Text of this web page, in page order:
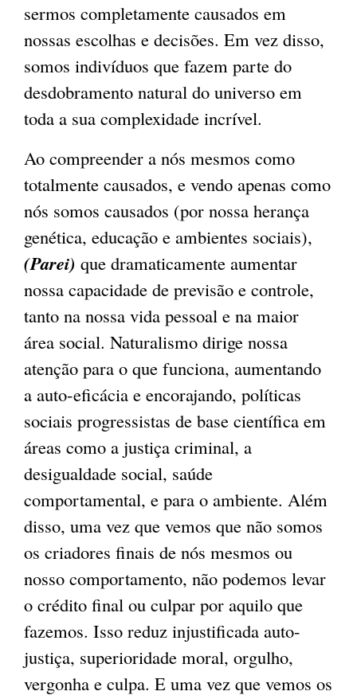
sermos completamente causados em
nossas escolhas e decisões. Em vez disso,
somos indivíduos que fazem parte do
desdobramento natural do universo em
toda a sua complexidade incrível.
Ao compreender a nós mesmos como
totalmente causados, e vendo apenas como
nós somos causados ​​(por nossa herança
genética, educação e ambientes sociais),
(Parei) que dramaticamente aumentar
nossa capacidade de previsão e controle,
tanto na nossa vida pessoal e na maior
área social. Naturalismo dirige nossa
atenção para o que funciona, aumentando
a auto-eficácia e encorajando, políticas
sociais progressistas de base científica em
áreas como a justiça criminal, a
desigualdade social, saúde
comportamental, e para o ambiente. Além
disso, uma vez que vemos que não somos
os criadores finais de nós mesmos ou
nosso comportamento, não podemos levar
o crédito final ou culpar por aquilo que
fazemos. Isso reduz injustificada auto-
justiça, superioridade moral, orgulho,
vergonha e culpa. E uma vez que vemos os